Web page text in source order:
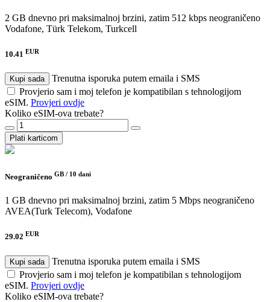
2 GB dnevno pri maksimalnoj brzini, zatim 512 kbps neograničeno
Vodafone, Türk Telekom, Turkcell
10.41 EUR
Kupi sada
Trenutna isporuka putem emaila i SMS
Provjerio sam i moj telefon je kompatibilan s tehnologijom
eSIM. Provjeri ovdje
Koliko eSIM-ova trebate?
Plati karticom
Neograničeno GB / 10 dani
1 GB dnevno pri maksimalnoj brzini, zatim 5 Mbps neograničeno
AVEA(Turk Telecom), Vodafone
29.02 EUR
Kupi sada
Trenutna isporuka putem emaila i SMS
Provjerio sam i moj telefon je kompatibilan s tehnologijom
eSIM. Provjeri ovdje
Koliko eSIM-ova trebate?